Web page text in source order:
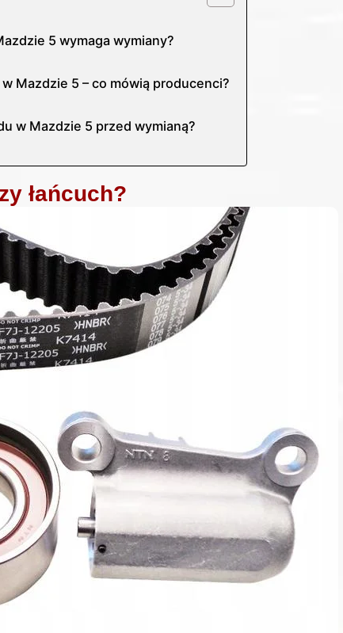
5 wymaga wymiany?
Mazdzie 5 – co mówią producenci?
w Mazdzie 5 przed wymianą?
łańcuch?